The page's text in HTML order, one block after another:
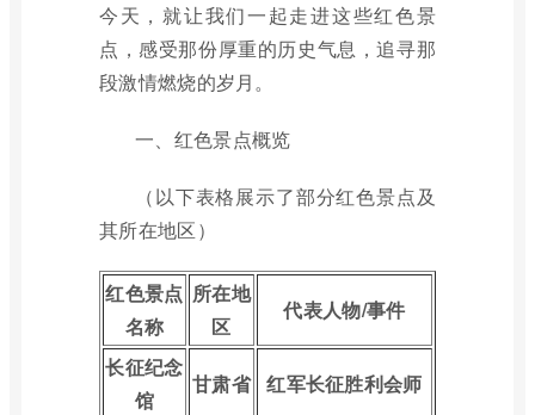
今天，就让我们一起走进这些红色景
点，感受那份厚重的历史气息，追寻那
段激情燃烧的岁月。
一、红色景点概览
（以下表格展示了部分红色景点及
其所在地区）
红色景点
名称
所在地
区
代表人物/事件
长征纪念
馆
甘肃省 红军长征胜利会师